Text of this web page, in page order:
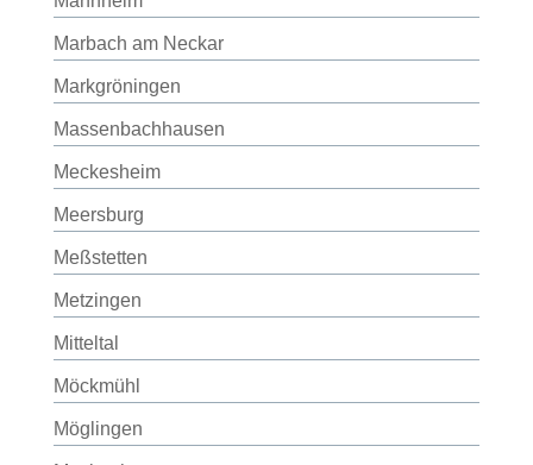
Marbach am Neckar
Markgröningen
Massenbachhausen
Meckesheim
Meersburg
Meßstetten
Metzingen
Mitteltal
Möckmühl
Möglingen